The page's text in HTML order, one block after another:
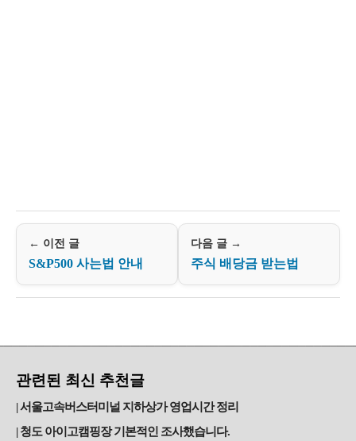
← 이전 글
S&P500 사는법 안내
다음 글 →
주식 배당금 받는법
관련된 최신 추천글
서울고속버스터미널 지하상가 영업시간 정리
청도 아이고캠핑장 기본적인 조사했습니다.